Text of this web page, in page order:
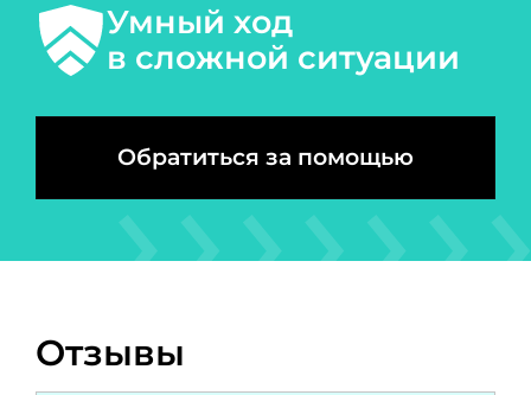
Умный ход
в сложной ситуации
Обратиться за помощью
Отзывы